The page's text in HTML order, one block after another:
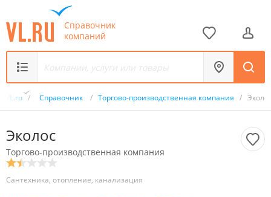
Справочник
компаний
VL.ru / Справочник / Торгово-производственная компания /
Эколос
Торгово-производственная компания
Сантехника, отопление, канализация